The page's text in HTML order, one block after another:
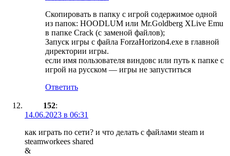
Скопировать в папку с игрой содержимое одной
из папок: HOODLUM или Mr.Goldberg XLive Emu
в папке Crack (с заменой файлов);
Запуск игры с файла ForzaHorizon4.exe в главной
директории игры.
если имя пользователя виндовс или путь к папке с
игрой на русском — игры не запуститься
Ответить
152:
14.06.2023 в 06:31
как играть по сети? и что делать с файлами steam и
steamworkees shared
&